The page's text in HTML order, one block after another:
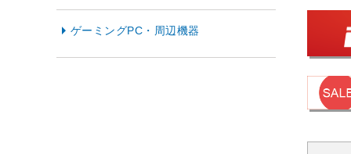
ゲーミングPC・周辺機器